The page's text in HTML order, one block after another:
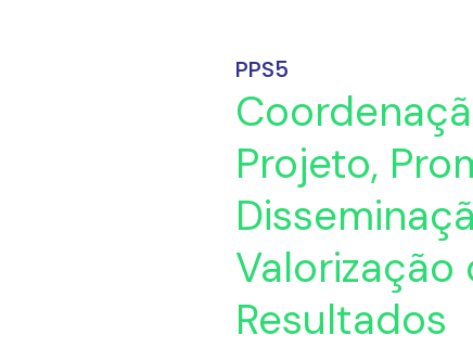
PPS5
Projeto,
Valorização
Resultados